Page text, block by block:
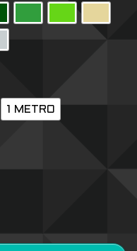
1 METRO